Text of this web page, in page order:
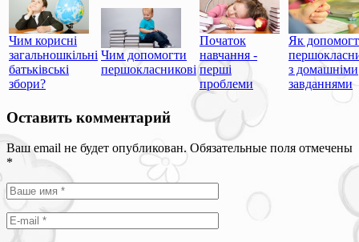
Чим корисні
загальношкільні
батьківські
збори?
Чим допомогти
першокласникові
Початок
навчання -
перші
проблеми
Як
з домашніми
завданнями
Оставить комментарий
Ваш email не будет опубликован. Обязательные поля отмечены
*